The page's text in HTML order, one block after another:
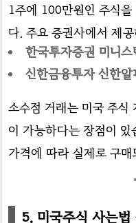
1주에 100만원인 주식
다. 주요 증권사에서 제
한국투자증권 미니스
신한금융투자 신한알
소수점 거래는 미국 주식
이 가능하다는 장점이 있
가격에 따라 실제로 구매
5. 미국주식 사는법